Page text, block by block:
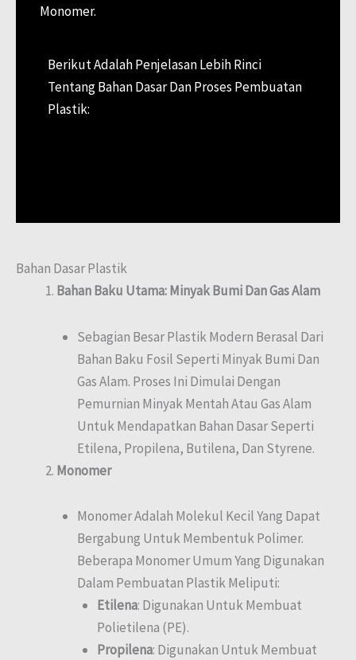
Monomer.
Berikut Adalah Penjelasan Lebih Rinci
Tentang Bahan Dasar Dan Proses Pembuatan
Plastik:
Bahan Dasar Plastik
Bahan Baku Utama: Minyak Bumi Dan Gas Alam
Sebagian Besar Plastik Modern Berasal Dari
Bahan Baku Fosil Seperti Minyak Bumi Dan
Gas Alam. Proses Ini Dimulai Dengan
Pemurnian Minyak Mentah Atau Gas Alam
Untuk Mendapatkan Bahan Dasar Seperti
Etilena, Propilena, Butilena, Dan Styrene.
Monomer
Monomer Adalah Molekul Kecil Yang Dapat
Bergabung Untuk Membentuk Polimer.
Beberapa Monomer Umum Yang Digunakan
Dalam Pembuatan Plastik Meliputi:
Etilena: Digunakan Untuk Membuat
Polietilena (PE).
Propilena: Digunakan Untuk Membuat